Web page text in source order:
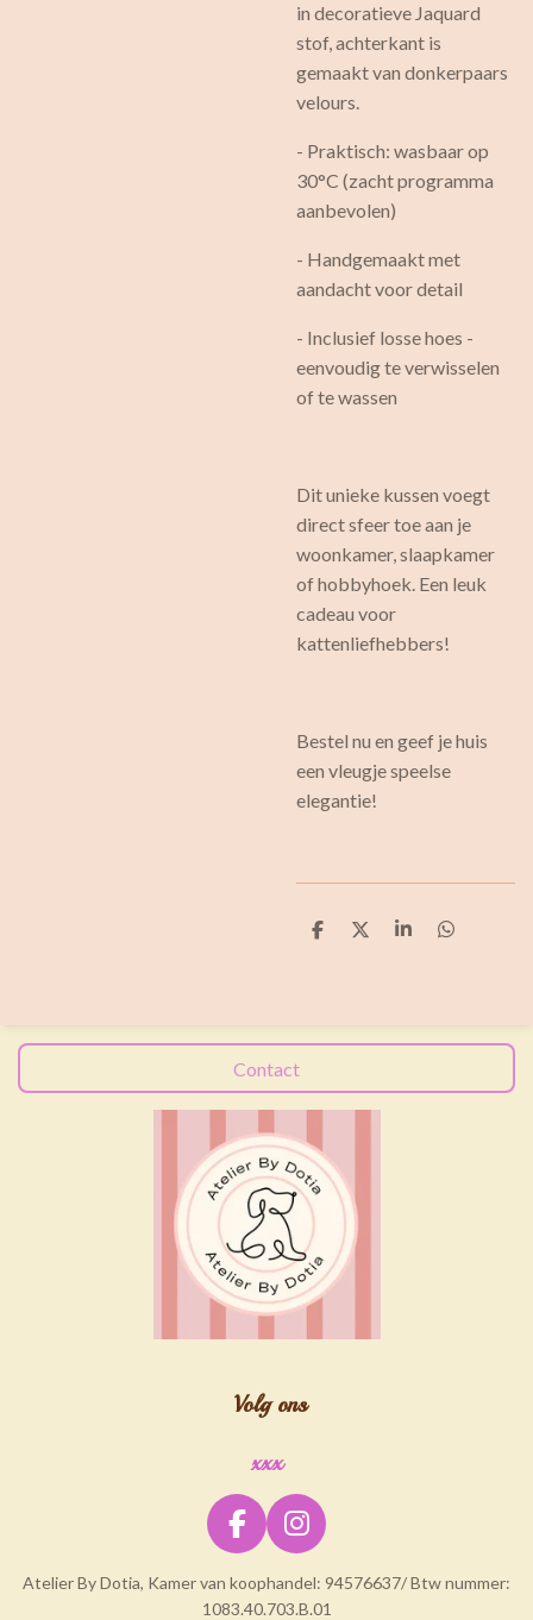
in decoratieve Jaquard
stof, achterkant is
gemaakt van donkerpaars
velours.
- Praktisch: wasbaar op
30°C (zacht programma
aanbevolen)
- Handgemaakt met
aandacht voor detail
- Inclusief losse hoes -
eenvoudig te verwisselen
of te wassen
Dit unieke kussen voegt
direct sfeer toe aan je
woonkamer, slaapkamer
of hobbyhoek. Een leuk
cadeau voor
kattenliefhebbers!
Bestel nu en geef je huis
een vleugje speelse
elegantie!
D
D
S
D
Contact
Volg ons
xxx
F
c
I
s
Atelier By Dotia, Kamer van koophandel: 94576637/ Btw nummer:
1083.40.703.B.01